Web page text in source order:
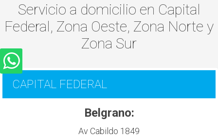
Servicio a domicilio en Capital
Federal, Zona Oeste, Zona Norte y
Zona Sur
CAPITAL FEDERAL
Belgrano:
Av Cabildo 1849